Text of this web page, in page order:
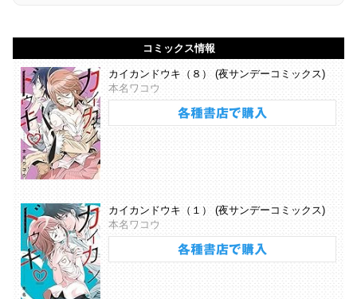
コミックス情報
カイカンドウキ（８） (夜サンデーコミックス)
本名ワコウ
カイカンドウキ（１） (夜サンデーコミックス)
本名ワコウ